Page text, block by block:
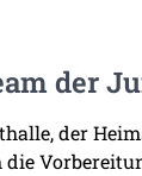
der
der